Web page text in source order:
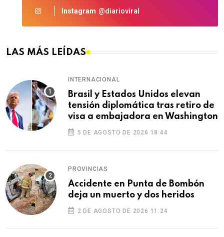
Instagram @diarioviral
LAS MÁS LEÍDAS
INTERNACIONAL
Brasil y Estados Unidos elevan
tensión diplomática tras retiro de
visa a embajadora en Washington
5 DE AGOSTO DE 2026 18:44
PROVINCIAS
Accidente en Punta de Bombón
deja un muerto y dos heridos
2 DE AGOSTO DE 2026 11:24